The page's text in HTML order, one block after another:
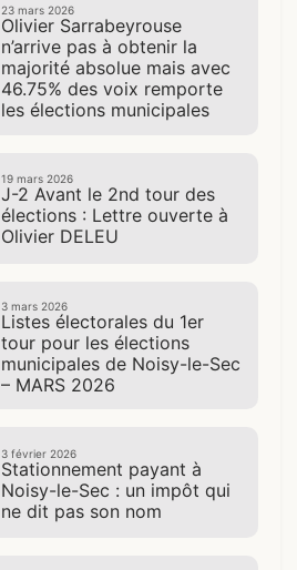
23 mars 2026
Olivier Sarrabeyrouse
n’arrive pas à obtenir la
majorité absolue mais avec
46.75% des voix remporte
les élections municipales
19 mars 2026
J-2 Avant le 2nd tour des
élections : Lettre ouverte à
Olivier DELEU
3 mars 2026
Listes électorales du 1er
tour pour les élections
municipales de Noisy-le-Sec
– MARS 2026
3 février 2026
Stationnement payant à
Noisy-le-Sec : un impôt qui
ne dit pas son nom